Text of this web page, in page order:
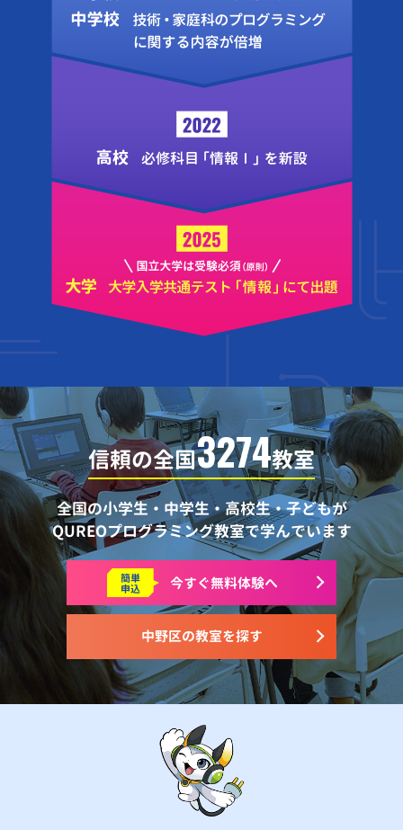
信頼の全国3274教室
全国の小学生・中学生・高校生・子どもが
QUREOプログラミング教室で学んでいます
中野区の教室を探す
簡単
申込 今すぐ無料体験へ